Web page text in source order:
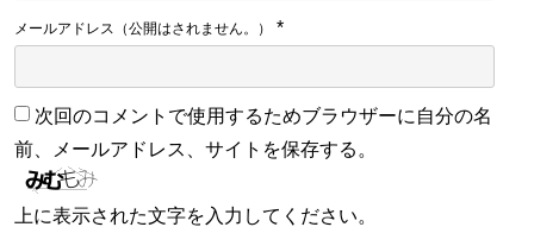
メールアドレス（公開はされません。） *
次回のコメントで使用するためブラウザーに自分の名
前、メールアドレス、サイトを保存する。
上に表示された文字を入力してください。